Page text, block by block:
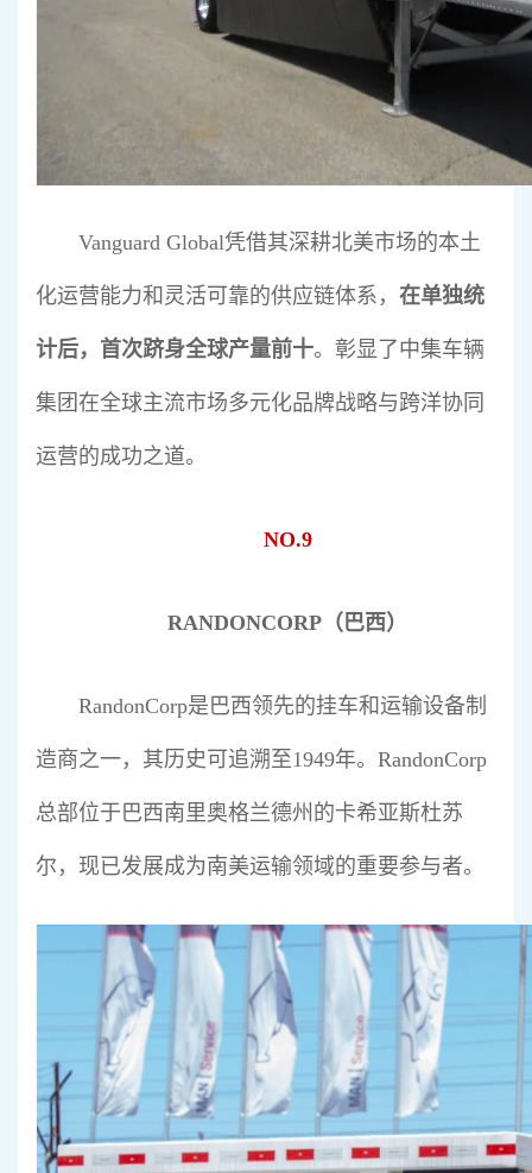
Vanguard Global凭借其深耕北美市场的本土
化运营能力和灵活可靠的供应链体系， 在单独统
计后，首次跻身全球产量前十。彰显了中集车辆
集团在全球主流市场多元化品牌战略与跨洋协同
运营的成功之道。
NO.9
RANDONCORP（巴西）
RandonCorp是巴西领先的挂车和运输设备制
造商之一，其历史可追溯至1949年。RandonCorp
总部位于巴西南里奥格兰德州的卡希亚斯杜苏
尔，现已发展成为南美运输领域的重要参与者。